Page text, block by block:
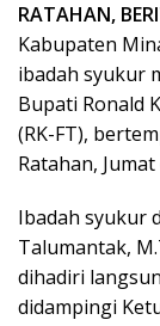
RATAHAN,
Kabupaten
ibadah syukur
Bupati Ronald
(RK-FT),
Ratahan,
Ibadah syukur
Talumantak,
dihadiri
didampingi